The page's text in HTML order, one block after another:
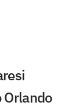
Orlando